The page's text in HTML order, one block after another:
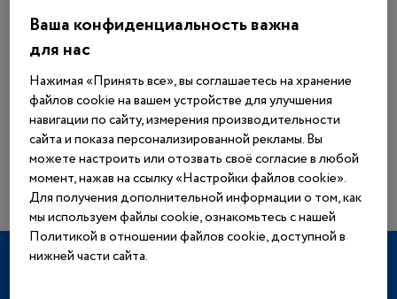
ко всем материалам сайта
Еще нет аккаунта?
Зарегистрироваться
ТЕРАПЕВТИЧЕСКИЕ НАПРАВЛЕНИЯ
Ваша конфиденциальность важна
для нас
Нажимая «Принять все», вы соглашаетесь на хранение
файлов cookie на вашем устройстве для улучшения
навигации по сайту, измерения производительности
сайта и показа персонализированной рекламы. Вы
можете настроить или отозвать своё согласие в любой
момент, нажав на ссылку «Настройки файлов cookie».
Для получения дополнительной информации о том, как
мы используем файлы cookie, ознакомьтесь с нашей
Политикой в отношении файлов cookie, доступной в
нижней части сайта.